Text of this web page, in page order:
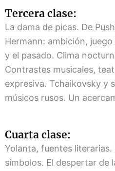
Tercera clase:
La dama de picas. De
Hermann: ambición,
y el pasado. Clima
Contrastes musicales,
expresiva. Tchaikovsky y
músicos rusos. Un
Cuarta clase:
Yolanta, fuentes
símbolos. El despertar de